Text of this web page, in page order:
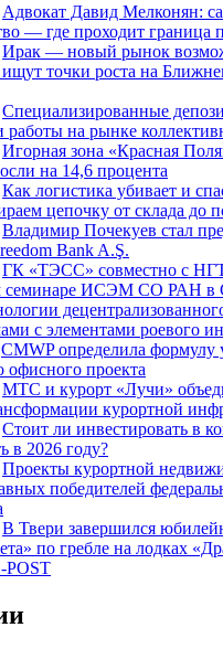
Адвокат Давид Мелконян:
— где проходит граница
Ирак — новый рынок
точки роста на
Специализированные
работы на рынке
Игорная зона «Красная
на 14,6 процента
Как логистика убивает и
цепочку от склада до
Владимир Почекуев стал
Bank A.Ş.
ГК «ТЭСС» совместно с
семинаре ИСЭМ СО РАН в
с элементами роевого
CMWP определила формулу
офисного проекта
МТС и курорт «Лучи»
курортной
Стоит ли инвестировать в
в 2026 году?
Проекты курортной
победителей
В Твери завершился
по гребле на лодках